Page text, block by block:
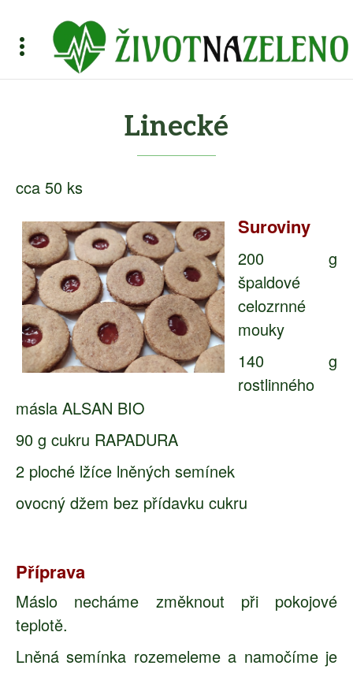
Linecké
cca 50 ks
Suroviny
200 g
špaldové
celozrnné
mouky
140 g
rostlinného
másla ALSAN BIO
90 g cukru RAPADURA
2 ploché lžíce lněných semínek
ovocný džem bez přídavku cukru
Příprava
Máslo necháme změknout při pokojové
teplotě.
Lněná semínka rozemeleme a namočíme je